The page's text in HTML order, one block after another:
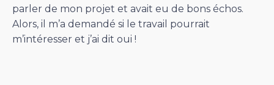
parler de mon projet et avait eu de bons échos.
Alors, il m’a demandé si le travail pourrait
m’intéresser et j’ai dit oui !